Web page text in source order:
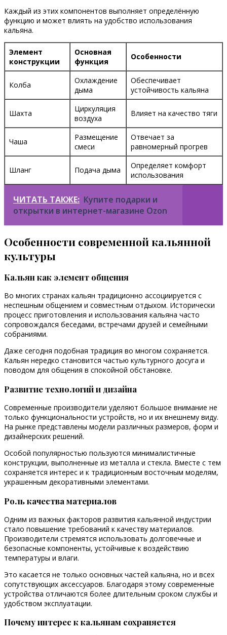
Каждый из этих компонентов выполняет определённую
функцию и может влиять на удобство использования
кальяна.
Элемент
конструкции
Основная
функция
Особенности
Колба
Охлаждение
дыма
Обеспечивает
устойчивость кальяна
Шахта
Циркуляция
воздуха
Влияет на качество тяги
Чаша
Размещение
смеси
Отвечает за
равномерный прогрев
Шланг Подача дыма
Определяет комфорт
использования
ЧИТАТЬ ТАКЖЕ: Купите подарки и
открытки в интернет-магазине Ozon
Особенности современной кальянной
культуры
Кальян как элемент общения
Во многих странах кальян традиционно ассоциируется с
неспешным общением и совместным отдыхом. Исторически
процесс приготовления и использования кальяна часто
сопровождался беседами, встречами друзей и семейными
собраниями.
Даже сегодня подобная традиция во многом сохраняется.
Кальян нередко становится частью культурного досуга и
поводом для общения в спокойной обстановке.
Развитие технологий и дизайна
Современные производители уделяют большое внимание не
только функциональности устройств, но и их внешнему виду.
На рынке представлены модели различных размеров, форм и
дизайнерских решений.
Особой популярностью пользуются минималистичные
конструкции, выполненные из металла и стекла. Вместе с тем
сохраняется интерес и к традиционным восточным моделям,
украшенным декоративными элементами.
Роль качества материалов
Одним из важных факторов развития кальянной индустрии
стало повышение требований к качеству материалов.
Производители стремятся использовать долговечные и
безопасные компоненты, устойчивые к воздействию
температуры и влаги.
Это касается не только основных частей кальяна, но и всех
сопутствующих аксессуаров. Благодаря этому современные
устройства отличаются более длительным сроком службы и
удобством эксплуатации.
Почему интерес к кальянам сохраняется